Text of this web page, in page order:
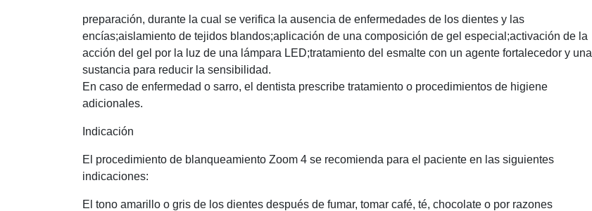
preparación, durante la cual se verifica la ausencia de enfermedades de los dientes y las
encías;aislamiento de tejidos blandos;aplicación de una composición de gel especial;activación de la
acción del gel por la luz de una lámpara LED;tratamiento del esmalte con un agente fortalecedor y una
sustancia para reducir la sensibilidad.
En caso de enfermedad o sarro, el dentista prescribe tratamiento o procedimientos de higiene
adicionales.
Indicación
El procedimiento de blanqueamiento Zoom 4 se recomienda para el paciente en las siguientes
indicaciones:
El tono amarillo o gris de los dientes después de fumar, tomar café, té, chocolate o por razones